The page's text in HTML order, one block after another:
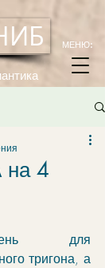
МЕНЮ:
4
для
тригона, а